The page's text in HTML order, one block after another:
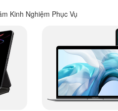
Kinh Nghiệm Phục Vụ